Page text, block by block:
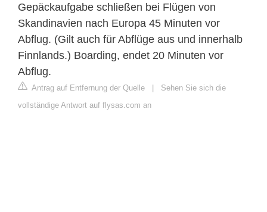
Gepäckaufgabe schließen bei Flügen von
Skandinavien nach Europa 45 Minuten vor
Abflug. (Gilt auch für Abflüge aus und innerhalb
Finnlands.) Boarding, endet 20 Minuten vor
Abflug.
Antrag auf Entfernung der Quelle | Sehen Sie sich die
vollständige Antwort auf flysas.com an